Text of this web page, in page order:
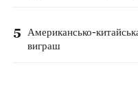
5
Американсько-
виграш